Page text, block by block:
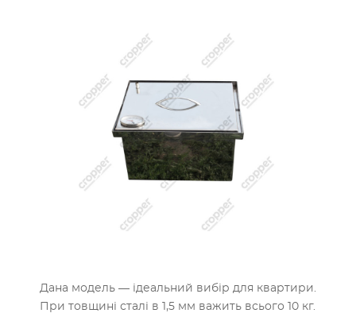
Дана модель — ідеальний вибір для квартири.
При товщині сталі в 1,5 мм важить всього 10 кг.